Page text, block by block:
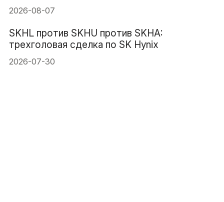
2026-08-07
SKHL против SKHU против SKHA:
трехголовая сделка по SK Hynix
2026-07-30